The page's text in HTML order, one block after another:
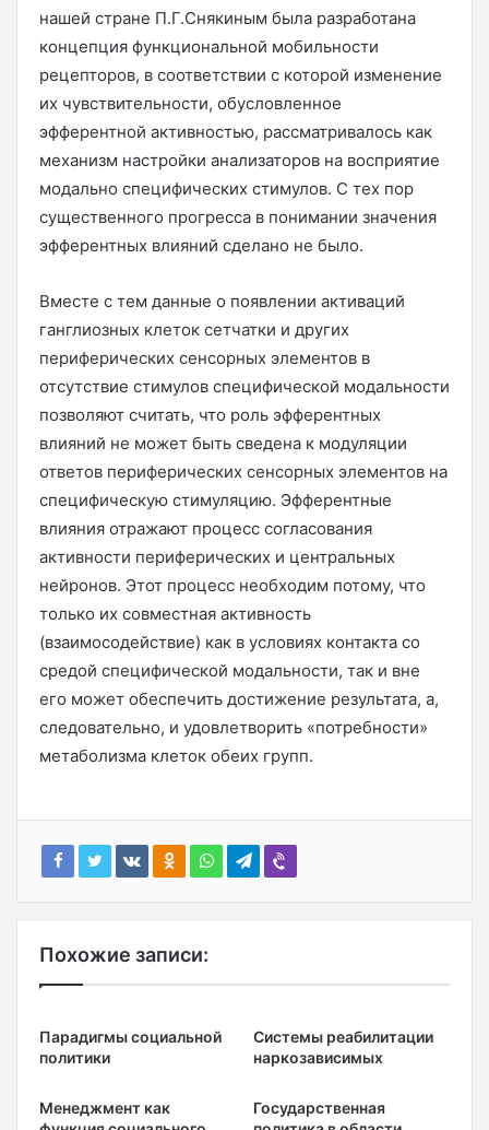
нашей стране П.Г.Снякиным была разработана
концепция функциональной мобильности
рецепторов, в соответствии с которой изменение
их чувствительности, обусловленное
эфферентной активностью, рассматривалось как
механизм настройки анализаторов на восприятие
модально специфических стимулов. С тех пор
существенного прогресса в понимании значения
эфферентных влияний сделано не было.
Вместе с тем данные о появлении активаций
ганглиозных клеток сетчатки и других
периферических сенсорных элементов в
отсутствие стимулов специфической модальности
позволяют считать, что роль эфферентных
влияний не может быть сведена к модуляции
ответов периферических сенсорных элементов на
специфическую стимуляцию. Эфферентные
влияния отражают процесс согласования
активности периферических и центральных
нейронов. Этот процесс необходим потому, что
только их совместная активность
(взаимосодействие) как в условиях контакта со
средой специфической модальности, так и вне
его может обеспечить достижение результата, а,
следовательно, и удовлетворить «потребности»
метаболизма клеток обеих групп.
Похожие записи:
Парадигмы социальной
политики
Системы реабилитации
наркозависимых
Менеджмент как
Государственная